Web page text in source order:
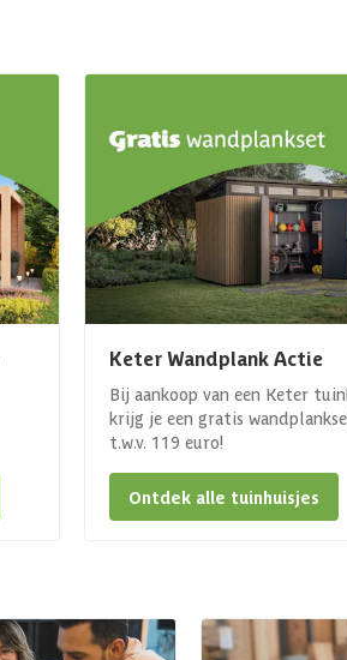
Keter Wandplank Actie
Bij aankoop van een Keter
krijg je een gratis
t.w.v. 119 euro!
Ontdek alle tuinhuisjes